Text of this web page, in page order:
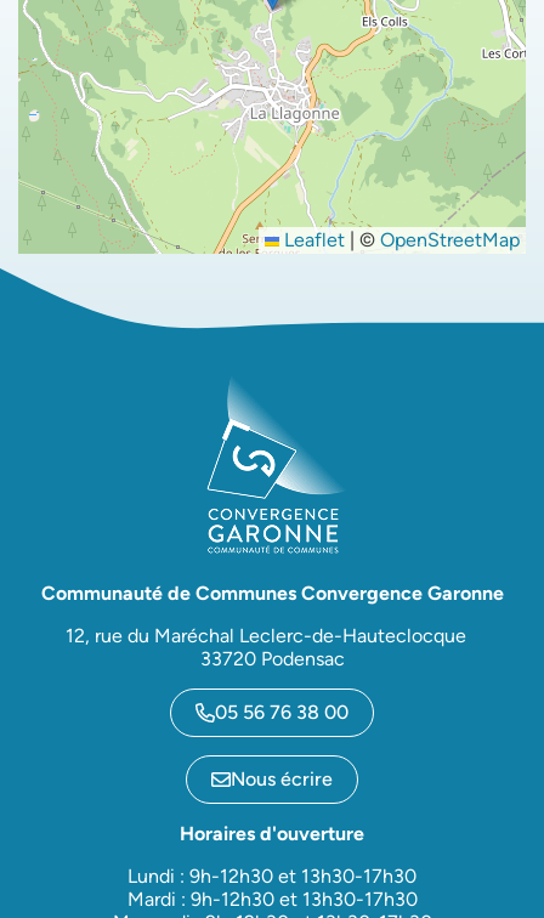
Leaflet | © OpenStreetMap
Communauté de Communes Convergence Garonne
12, rue du Maréchal Leclerc-de-Hauteclocque
33720 Podensac
05 56 76 38 00
Nous écrire
Horaires d'ouverture
Lundi : 9h-12h30 et 13h30-17h30
Mardi : 9h-12h30 et 13h30-17h30